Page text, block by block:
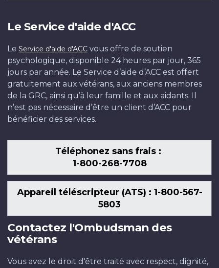
Le Service d'aide d'ACC
Le Service d'aide d'ACC vous offre de soutien
psychologique, disponible 24 heures par jour, 365
jours par année. Le Service d’aide d’ACC est offert
gratuitement aux vétérans, aux anciens membres
de la GRC, ainsi qu’à leur famille et aux aidants. Il
n’est pas nécessaire d’être un client d’ACC pour
bénéficier des services.
Téléphonez sans frais :
1-800-268-7708
Appareil téléscripteur (ATS) : 1-800-567-
5803
Contactez l'Ombudsman des
vétérans
Vous avez le droit d'être traité avec respect, dignité,